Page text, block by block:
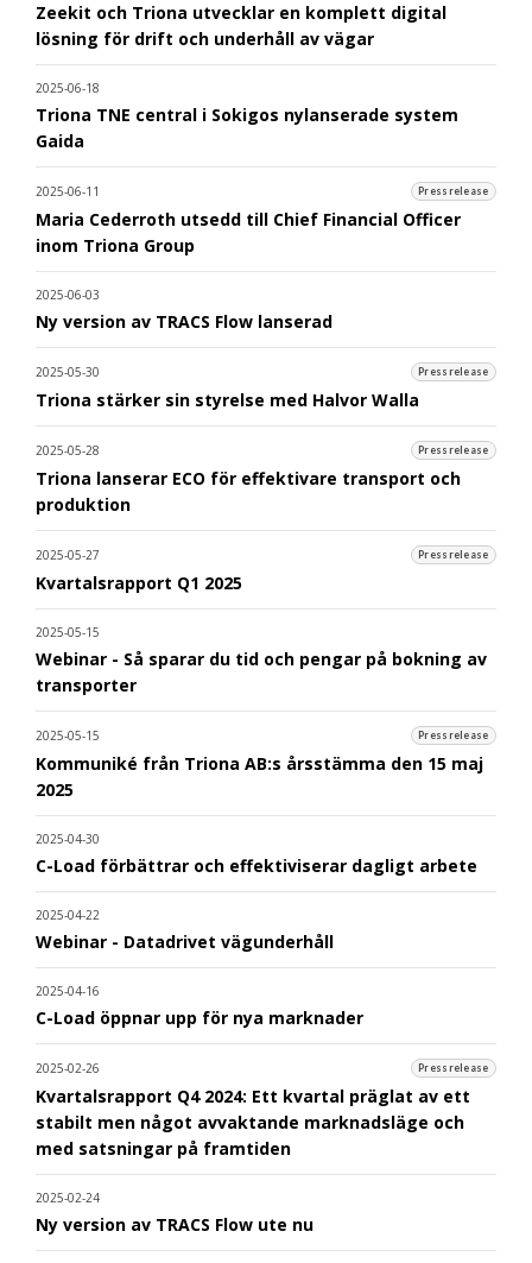
Zeekit och Triona utvecklar en komplett digital
lösning för drift och underhåll av vägar
2025-06-18
Triona TNE central i Sokigos nylanserade system
Gaida
2025-06-11 Pressrelease
Maria Cederroth utsedd till Chief Financial Officer
inom Triona Group
2025-06-03
Ny version av TRACS Flow lanserad
2025-05-30 Pressrelease
Triona stärker sin styrelse med Halvor Walla
2025-05-28 Pressrelease
Triona lanserar ECO för effektivare transport och
produktion
2025-05-27 Pressrelease
Kvartalsrapport Q1 2025
2025-05-15
Webinar - Så sparar du tid och pengar på bokning av
transporter
2025-05-15 Pressrelease
Kommuniké från Triona AB:s årsstämma den 15 maj
2025
2025-04-30
C-Load förbättrar och effektiviserar dagligt arbete
2025-04-22
Webinar - Datadrivet vägunderhåll
2025-04-16
C-Load öppnar upp för nya marknader
2025-02-26 Pressrelease
Kvartalsrapport Q4 2024: Ett kvartal präglat av ett
stabilt men något avvaktande marknadsläge och
med satsningar på framtiden
2025-02-24
Ny version av TRACS Flow ute nu